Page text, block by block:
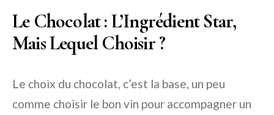
Le Chocolat : L’Ingrédient Star,
Mais Lequel Choisir ?
Le choix du chocolat, c’est la base, un peu
comme choisir le bon vin pour accompagner un